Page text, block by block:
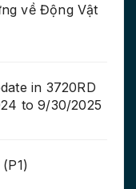
về Động Vật
in 3720RD
to 9/30/2025